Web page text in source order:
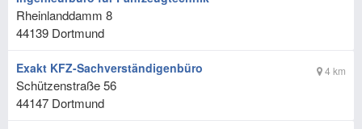
Rheinlanddamm 8
44139 Dortmund
4 km
Exakt KFZ-Sachverständigenbüro
Schützenstraße 56
44147 Dortmund